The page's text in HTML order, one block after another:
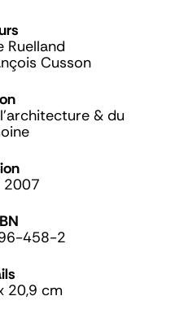
Ruelland
Cusson
& du
2007
458-2
20,9 cm